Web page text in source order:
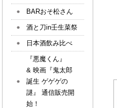
BARおそ松さん
酒と刀in壬生菜祭
日本酒飲み比べ
『悪魔くん』
& 映画『鬼太郎
誕生 ゲゲゲの
謎』 通信販売開
始！